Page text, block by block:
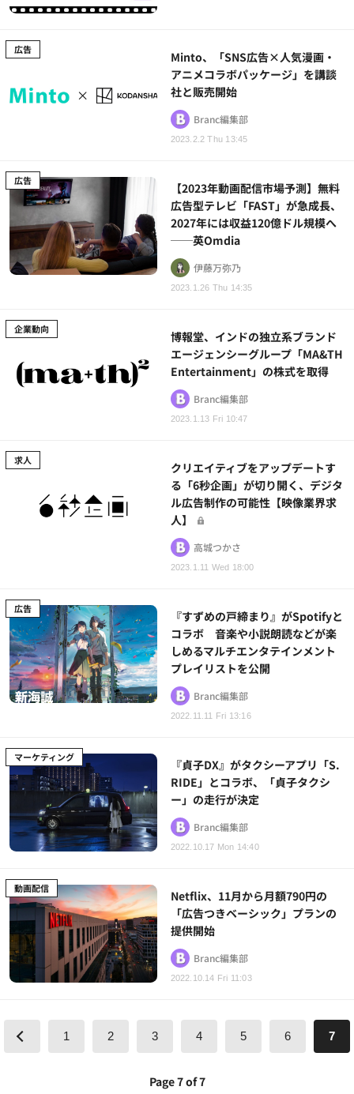
広告
2023.2.2 Thu 13:45
Minto、「SNS広告×人気漫画・
アニメコラボパッケージ」を講談
社と販売開始
Branc編集部
広告
2023.1.26 Thu 14:35
【2023年動画配信市場予測】無料
広告型テレビ「FAST」が急成長、
2027年には収益120億ドル規模へ
──英Omdia
伊藤万弥乃
企業動向
2023.1.13 Fri 10:47
博報堂、インドの独立系ブランド
エージェンシーグループ「MA&TH
Entertainment」の株式を取得
Branc編集部
求人
2023.1.11 Wed 18:00
クリエイティブをアップデートす
る「6秒企画」が切り開く、デジタ
ル広告制作の可能性【映像業界求
人】
高城つかさ
広告
2022.11.11 Fri 13:16
『すずめの戸締まり』がSpotifyと
コラボ 音楽や小説朗読などが楽
しめるマルチエンタテインメント
プレイリストを公開
Branc編集部
マーケティング
2022.10.17 Mon 14:40
『貞子DX』がタクシーアプリ「S.
RIDE」とコラボ、「貞子タクシ
ー」の走行が決定
Branc編集部
動画配信
2022.10.14 Fri 11:03
Netflix、11月から月額790円の
「広告つきベーシック」プランの
提供開始
Branc編集部
1 2 3 4 5 6 7
Page 7 of 7